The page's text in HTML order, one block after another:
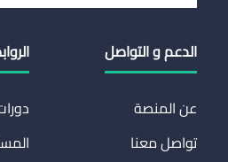
الدعم و التواصل
عن المنصة
تواصل معنا